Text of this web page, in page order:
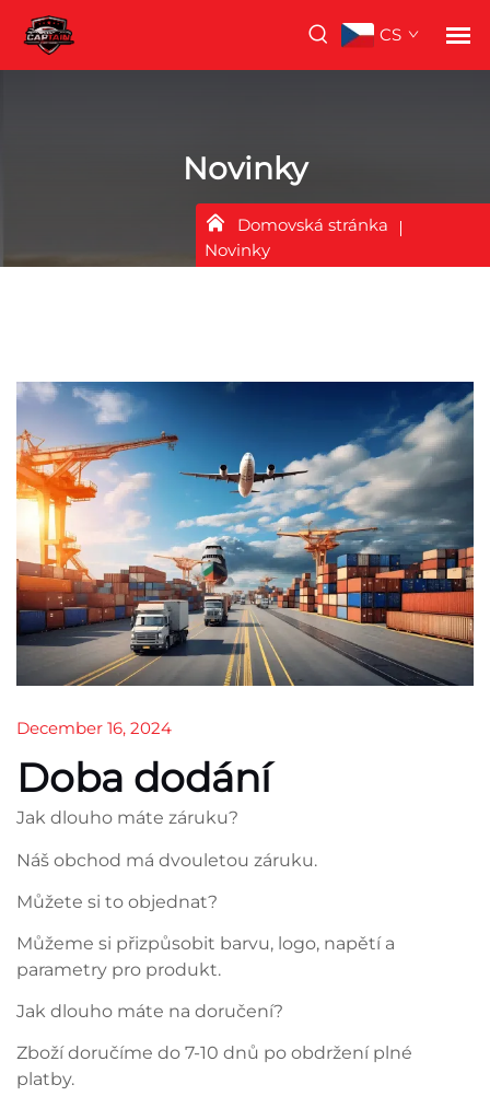
CS
Novinky
Domovská stránka
Novinky
December 16, 2024
Doba dodání
Jak dlouho máte záruku?
Náš obchod má dvouletou záruku.
Můžete si to objednat?
Můžeme si přizpůsobit barvu, logo, napětí a
parametry pro produkt.
Jak dlouho máte na doručení?
Zboží doručíme do 7-10 dnů po obdržení plné
platby.